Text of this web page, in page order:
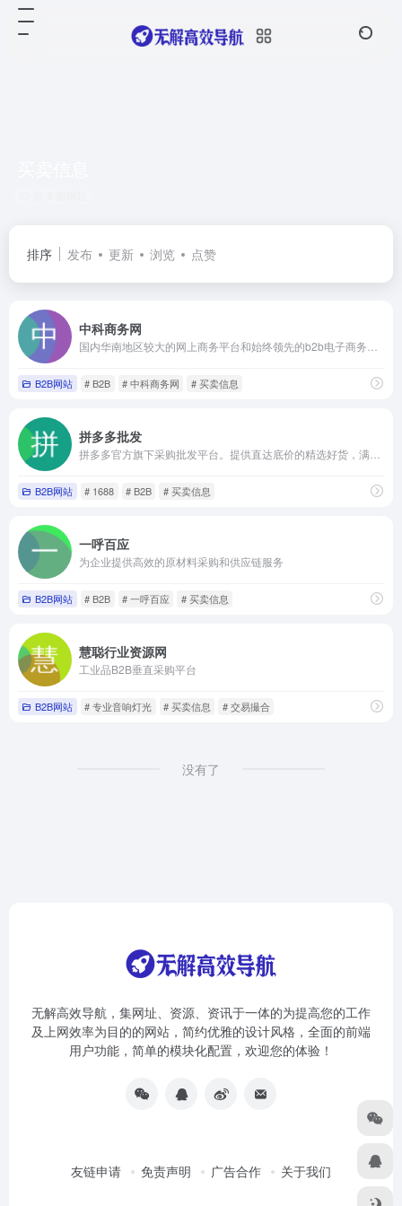
排序 发布 更新 浏览 点赞
中科商务网
B2B网站 # B2B # 中科商务网 # 买卖信息
拼多多批发
B2B网站 # 1688 # B2B # 买卖信息
一呼百应
为企业提供高效的原材料采购和供应链服务
B2B网站 # B2B # 一呼百应 # 买卖信息
慧聪行业资源网
工业品B2B垂直采购平台
B2B网站 # 专业音响灯光 # 买卖信息 # 交易撮合
没有了
无解高效导航，集网址、资源、资讯于一体的为提高您的工作
及上网效率为目的的网站，简约优雅的设计风格，全面的前端
用户功能，简单的模块化配置，欢迎您的体验！
友链申请 免责声明 广告合作 关于我们